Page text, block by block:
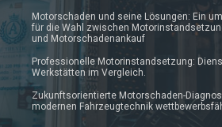
Motorschaden und seine Lösungen: Ein
für die Wahl zwischen
und Motorschadenankauf
Professionelle Motorinstandsetzung:
Werkstätten im Vergleich.
Zukunftsorientierte Motorschaden-
modernen Fahrzeugtechnik